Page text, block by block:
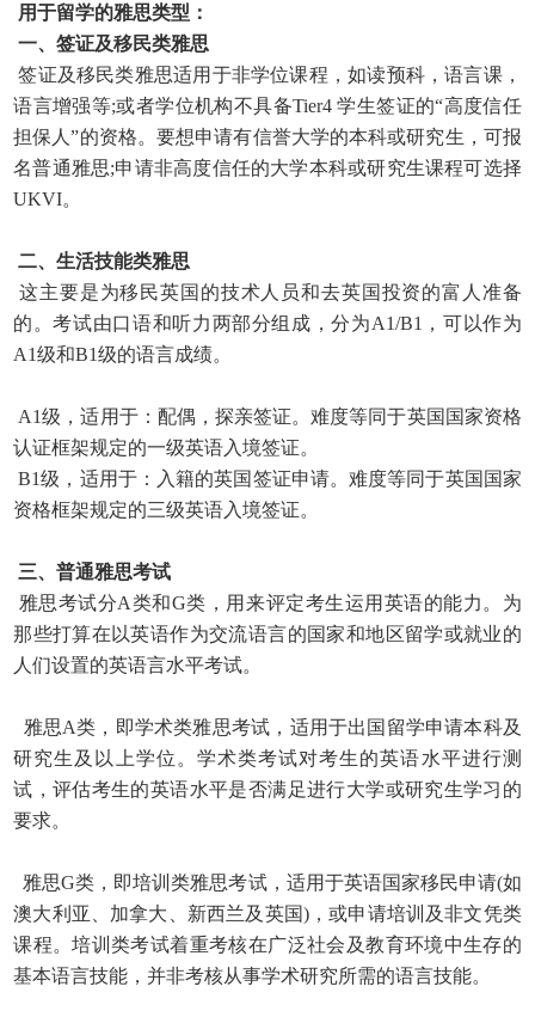
用于留学的雅思类型：
一、签证及移民类雅思
签证及移民类雅思适用于非学位课程，如读预科，语言课，
语言增强等;或者学位机构不具备Tier4 学生签证的“高度信任
担保人”的资格。要想申请有信誉大学的本科或研究生 ，可报
名普通雅思;申请非高度信任的大学本科或研究生课程可选择
UKVI。
二、生活技能类雅思
这主要是为移民英国的技术人员和去英国投资的富人准备
的。考试由口语和听力两部分组成，分为A1/B1，可以作为
A1级和B1级的语言成绩。
A1级，适用于：配偶，探亲签证。难度等同于英国国家资格
认证框架规定的一级英语入境签证。
B1级，适用于：入籍的英国签证申请。难度等同于英国国家
资格框架规定的三级英语入境签证。
三、普通雅思考试
雅思考试分A类和G类，用来评定考生运用英语的能力。为
那些打算在以英语作为交流语言的国家和地区留学或就业的
人们设置的英语言水平考试。
雅思A类，即学术类雅思考试，适用于出国留学申请本科及
研究生及以上学位。学术类考试对考生的英语水平进行测
试，评估考生的英语水平是否满足进行大学或研究生学习的
要求。
雅思G类，即培训类雅思考试，适用于英语国家移民申请(如
澳大利亚、加拿大、新西兰及英国)，或申请培训及非文凭类
课程。培训类考试着重考核在广泛社会及教育环境中生存的
基本语言技能，并非考核从事学术研究所需的语言技能。